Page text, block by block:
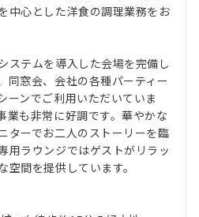
中心とした洋食の調理業務をお
ステムを導入した会場を完備し
同窓会、会社の各種パーティー
ーンでご利用いただいていま
業も非常に好調です。華やかな
ターでお二人のストーリーを臨
用ラウンジではゲストがリラッ
空間を提供しています。